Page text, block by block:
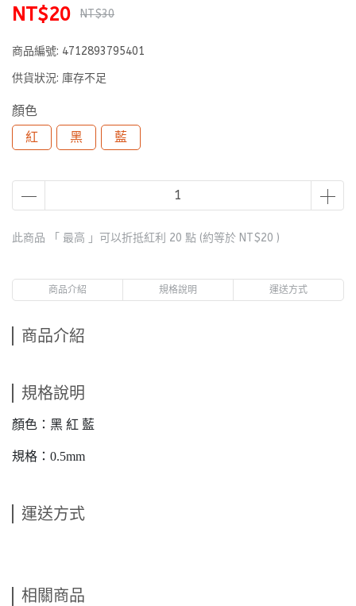
NT$20 NT$30
商品編號: 4712893795401
供貨狀況: 庫存不足
顏色
紅
黑 藍
此商品 「 最高 」可以折抵紅利 20 點 (約等於 NT$20 )
商品介紹 規格說明 運送方式
商品介紹
規格說明
顏色：黑 紅 藍
規格：0.5mm
運送方式
相關商品